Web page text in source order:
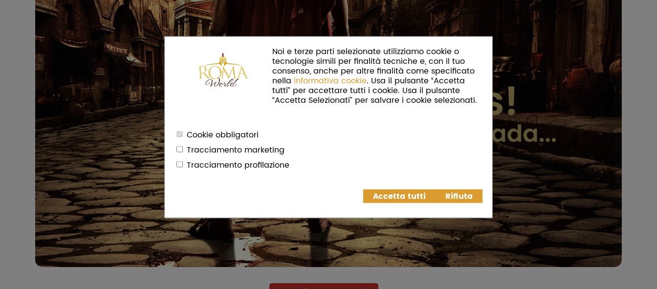
Noi e terze parti selezionate utilizziamo cookie o
tecnologie simili per finalità tecniche e, con il tuo
consenso, anche per altre finalità come specificato
nella informativa cookie. Usa il pulsante “Accetta
tutti” per accettare tutti i cookie. Usa il pulsante
“Accetta Selezionati” per salvare i cookie selezionati.
Cookie obbligatori
Tracciamento marketing
Tracciamento profilazione
Accetta tutti Rifiuta